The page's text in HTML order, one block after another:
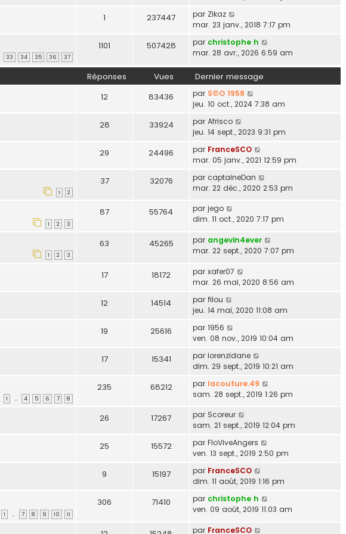
1 237447 par Zikaz
mar. 23 janv., 2018 7:17 pm
33 34 35 36 37
1101 507428 par christophe h
mar. 28 avr., 2026 6:59 am
Réponses Vues Dernier message
12 83436 par S©O 1958
jeu. 10 oct., 2024 7:38 am
28 33924 par Afrisco
jeu. 14 sept., 2023 9:31 pm
29 24496 par FranceSCO
mar. 05 janv., 2021 12:59 pm
1 2
37 32076 par captaineDan
mar. 22 déc., 2020 2:53 pm
1 2 3
87 55764 par jego
dim. 11 oct., 2020 7:17 pm
1 2 3
63 45265 par angevin4ever
mar. 22 sept., 2020 7:07 pm
17 18172 par xafer07
mar. 26 mai, 2020 8:56 am
12 14514 par filou
jeu. 14 mai, 2020 11:08 am
19 25616 par 1956
ven. 08 nov., 2019 10:04 am
17 15341 par lorenzidane
dim. 29 sept., 2019 10:21 am
1 … 4 5 6 7 8
235 68212 par lacouture.49
sam. 28 sept., 2019 1:26 pm
26 17267 par Scoreur
sam. 21 sept., 2019 12:04 pm
25 15572 par FloViveAngers
ven. 13 sept., 2019 2:50 pm
9 15197 par FranceSCO
dim. 11 août, 2019 1:16 pm
1 … 7 8 9 10 11
306 71410 par christophe h
ven. 09 août, 2019 11:03 am
par FranceSCO